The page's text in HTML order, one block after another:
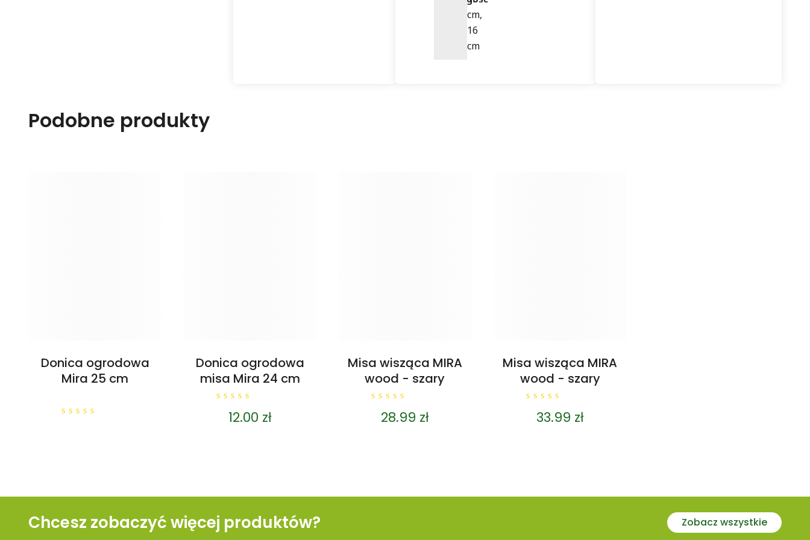
cm,
16
cm
Podobne produkty
Donica ogrodowa
Mira 25 cm
Donica ogrodowa
misa Mira 24 cm
out
12.00 zł
Misa wisząca MIRA
wood - szary
out
28.99 zł
Misa wisząca MIRA
wood - szary
out
33.99 zł
Chcesz zobaczyć więcej produktów? Zobacz wszystkie